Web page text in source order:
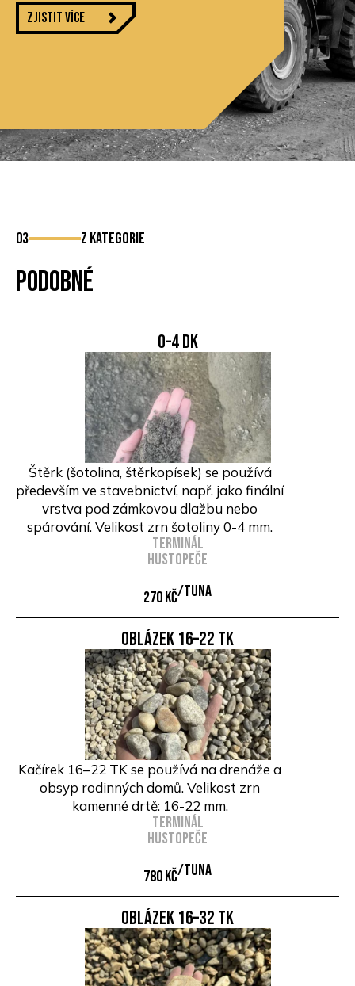
Zjistit více
03 z kategorie
Podobné
0–4 DK
Štěrk (šotolina, štěrkopísek) se používá
především ve stavebnictví, např. jako finální
vrstva pod zámkovou dlažbu nebo
spárování. Velikost zrn šotoliny 0-4 mm.
Terminál
Hustopeče
270 Kč/Tuna
Oblázek 16–22 TK
Kačírek 16–22 TK se používá na drenáže a
obsyp rodinných domů. Velikost zrn
kamenné drtě: 16-22 mm.
Terminál
Hustopeče
780 Kč/Tuna
Oblázek 16–32 TK